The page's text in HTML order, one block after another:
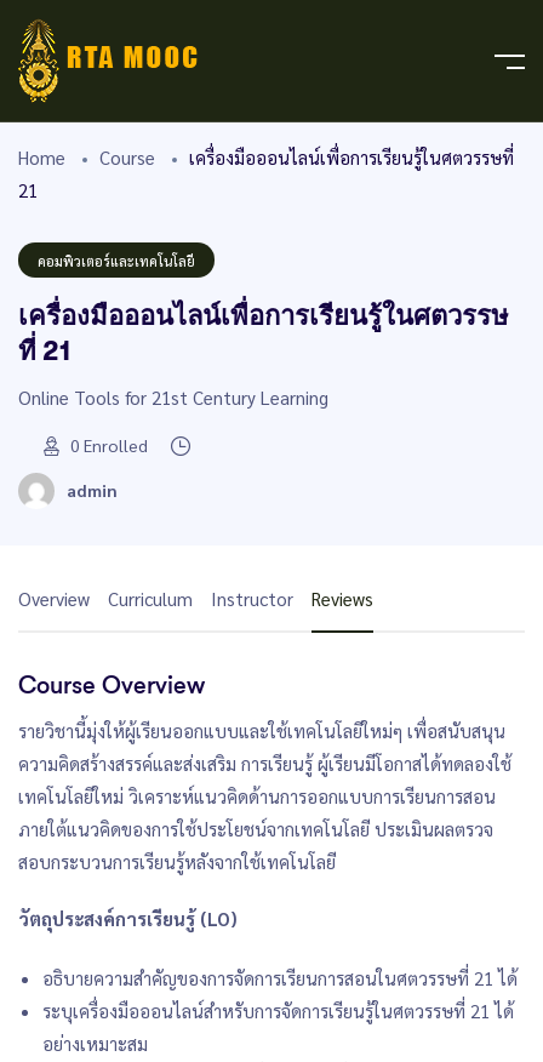
Home Course
เครื่องมือออนไลน์เพื่อการเรียนรู้ในศตวรรษที่
21
คอมพิวเตอร์และเทคโนโลยี
เครื่องมือออนไลน์เพื่อการเรียนรู้ในศตวรรษ
ที่ 21
Online Tools for 21st Century Learning
0 Enrolled
admin
Overview Curriculum Instructor Reviews
Course Overview
รายวิชานี้มุ่งให้ผู้เรียนออกแบบและใช้เทคโนโลยีใหม่ๆ เพื่อสนับสนุน
ความคิดสร้างสรรค์และส่งเสริม การเรียนรู้ ผู้เรียนมีโอกาสได้ทดลองใช้
เทคโนโลยีใหม่ วิเคราะห์แนวคิดด้านการออกแบบการเรียนการสอน
ภายใต้แนวคิดของการใช้ประโยชน์จากเทคโนโลยี ประเมินผลตรวจ
สอบกระบวนการเรียนรู้หลังจากใช้เทคโนโลยี
วัตถุประสงค์การเรียนรู้ (LO)
อธิบายความสำคัญของการจัดการเรียนการสอนในศตวรรษที่ 21 ได้
ระบุเครื่องมือออนไลน์สำหรับการจัดการเรียนรู้ในศตวรรษที่ 21 ได้
อย่างเหมาะสม